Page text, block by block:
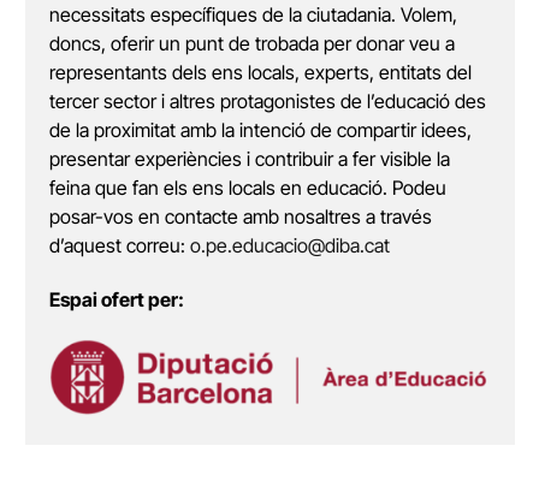
necessitats específiques de la ciutadania. Volem,
doncs, oferir un punt de trobada per donar veu a
representants dels ens locals, experts, entitats del
tercer sector i altres protagonistes de l’educació des
de la proximitat amb la intenció de compartir idees,
presentar experiències i contribuir a fer visible la
feina que fan els ens locals en educació. Podeu
posar-vos en contacte amb nosaltres a través
d’aquest correu: o.pe.educacio@diba.cat
Espai ofert per: